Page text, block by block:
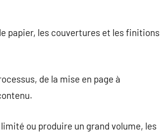
papier, les couvertures et les finitions
de la mise en page à
ou produire un grand volume, les